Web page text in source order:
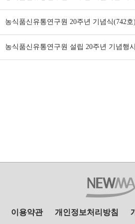
농식품신유통연구원 20주년 기념식(742호)
농식품신유통연구원 설립 20주년 기념행
이용약관 개인정보처리방침